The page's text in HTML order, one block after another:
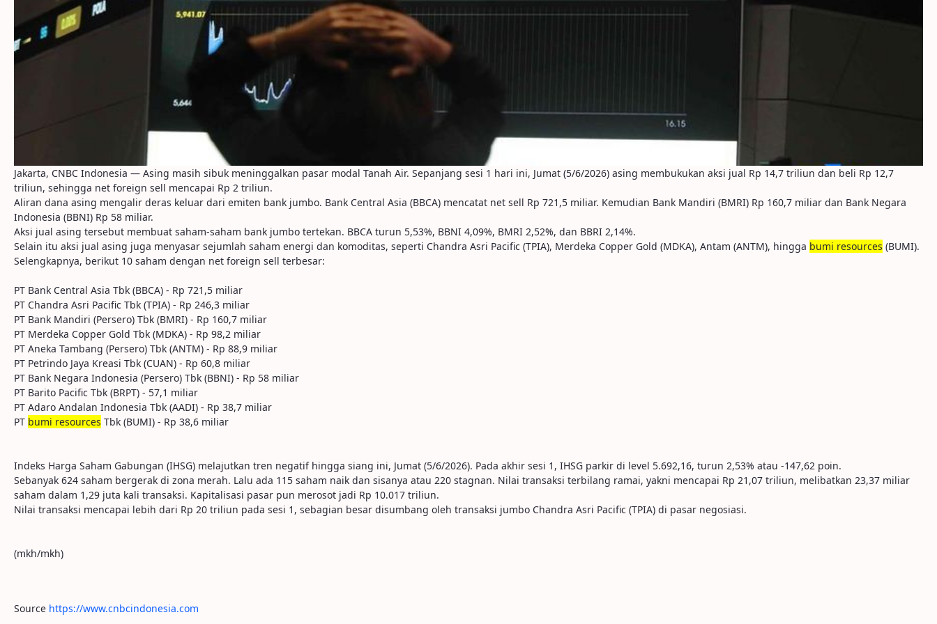
Jakarta, CNBC Indonesia — Asing masih sibuk meninggalkan pasar modal Tanah Air. Sepanjang sesi 1 hari ini, Jumat (5/6/2026) asing membukukan aksi jual Rp 14,7 triliun dan beli Rp 12,7
triliun, sehingga net foreign sell mencapai Rp 2 triliun.
Aliran dana asing mengalir deras keluar dari emiten bank jumbo. Bank Central Asia (BBCA) mencatat net sell Rp 721,5 miliar. Kemudian Bank Mandiri (BMRI) Rp 160,7 miliar dan Bank Negara
Indonesia (BBNI) Rp 58 miliar.
Aksi jual asing tersebut membuat saham-saham bank jumbo tertekan. BBCA turun 5,53%, BBNI 4,09%, BMRI 2,52%, dan BBRI 2,14%.
Selain itu aksi jual asing juga menyasar sejumlah saham energi dan komoditas, seperti Chandra Asri Pacific (TPIA), Merdeka Copper Gold (MDKA), Antam (ANTM), hingga bumi resources (BUMI).
Selengkapnya, berikut 10 saham dengan net foreign sell terbesar:
PT Bank Central Asia Tbk (BBCA) - Rp 721,5 miliar
PT Chandra Asri Pacific Tbk (TPIA) - Rp 246,3 miliar
PT Bank Mandiri (Persero) Tbk (BMRI) - Rp 160,7 miliar
PT Merdeka Copper Gold Tbk (MDKA) - Rp 98,2 miliar
PT Aneka Tambang (Persero) Tbk (ANTM) - Rp 88,9 miliar
PT Petrindo Jaya Kreasi Tbk (CUAN) - Rp 60,8 miliar
PT Bank Negara Indonesia (Persero) Tbk (BBNI) - Rp 58 miliar
PT Barito Pacific Tbk (BRPT) - 57,1 miliar
PT Adaro Andalan Indonesia Tbk (AADI) - Rp 38,7 miliar
PT bumi resources Tbk (BUMI) - Rp 38,6 miliar
Indeks Harga Saham Gabungan (IHSG) melajutkan tren negatif hingga siang ini, Jumat (5/6/2026). Pada akhir sesi 1, IHSG parkir di level 5.692,16, turun 2,53% atau -147,62 poin.
Sebanyak 624 saham bergerak di zona merah. Lalu ada 115 saham naik dan sisanya atau 220 stagnan. Nilai transaksi terbilang ramai, yakni mencapai Rp 21,07 triliun, melibatkan 23,37 miliar
saham dalam 1,29 juta kali transaksi. Kapitalisasi pasar pun merosot jadi Rp 10.017 triliun.
Nilai transaksi mencapai lebih dari Rp 20 triliun pada sesi 1, sebagian besar disumbang oleh transaksi jumbo Chandra Asri Pacific (TPIA) di pasar negosiasi.
(mkh/mkh)
Source https://www.cnbcindonesia.com